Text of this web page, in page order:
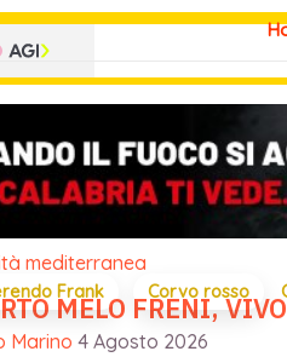
Frank Corvo rosso
MELO FRENI,
Marino 4 Agosto 2026